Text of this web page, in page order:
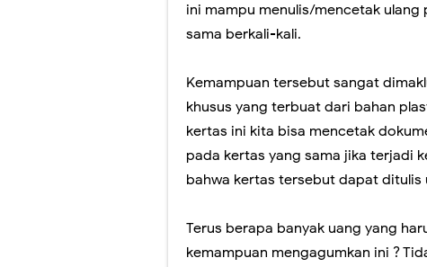
Video Penjelasan dan
Peresmian
Fitur Baru Google
Perubahan Bentuk
ini mampu menulis/mencetak ulang
sama berkali-kali.
Kemampuan tersebut sangat
khusus yang terbuat dari bahan
kertas ini kita bisa mencetak
pada kertas yang sama jika terjadi
bahwa kertas tersebut dapat ditulis
Terus berapa banyak uang yang
kemampuan mengagumkan ini ?